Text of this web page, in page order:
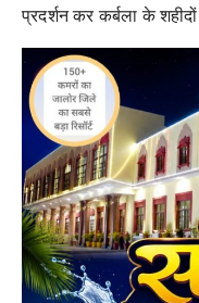
प्रदर्शन कर कर्बला के